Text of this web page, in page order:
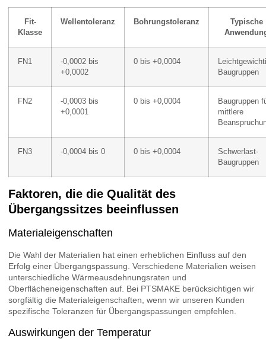
Fit-
Klasse
Wellentoleranz Bohrungstoleranz
Typische
FN1
-0,0002 bis
+0,0002
0 bis +0,0004
Baugruppen
FN2
-0,0003 bis
+0,0001
0 bis +0,0004
Baugruppen
mittlere
FN3 -0,0004 bis 0 0 bis +0,0004
Schwerlast-
Baugruppen
Faktoren, die die Qualität des
Übergangssitzes beeinflussen
Materialeigenschaften
Die Wahl der Materialien hat einen erheblichen Einfluss auf den
Erfolg einer Übergangspassung. Verschiedene Materialien weisen
unterschiedliche Wärmeausdehnungsraten und
Oberflächeneigenschaften auf. Bei PTSMAKE berücksichtigen wir
sorgfältig die Materialeigenschaften, wenn wir unseren Kunden
spezifische Toleranzen für Übergangspassungen empfehlen.
Auswirkungen der Temperatur